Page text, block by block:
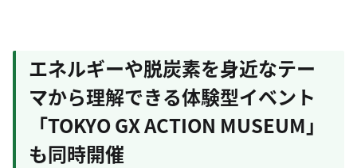
エネルギーや脱炭素を身近なテー
マから理解できる体験型イベント
「TOKYO GX ACTION MUSEUM」
も同時開催